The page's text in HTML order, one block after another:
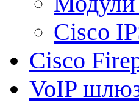
Cisco
Cisco
VoIP